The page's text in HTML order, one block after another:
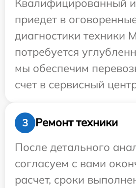
приедет в
диагностики техники
потребуется
мы обеспечим
счет в сервисный
3
Ремонт техники
После детального
согласуем с вами
расчет, сроки